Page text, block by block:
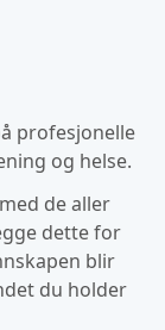
profesjonelle
og helse.
de aller
dette for
blir
du holder